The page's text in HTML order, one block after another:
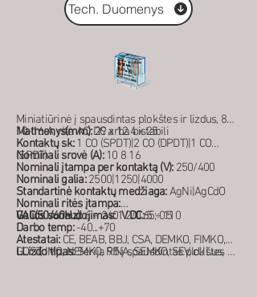
Tech. Duomenys
Miniatiūrinė į spausdintas plokštes ir lizdus, 8-
10-16 A, ritė AC, DC arba bistabili
Matmenys(mm):29 x 12.4 x 25
Kontaktų sk:1 CO (SPDT)|2 CO (DPDT)|1 CO
(SPDT)
Nominali srovė (A):10 8 16
Nominali įtampa per kontaktą (V):250/400
Nominali galia:2500|1250|4000
Standartinė kontaktų medžiaga:AgNi|AgCdO
Nominali ritės įtampa:
VAC(50/60Hz):6 ÷ 240V DC:5 ÷ 110
Galios sunaudojimas:1.2/0.65; 0.5
Darbo temp:-40...+70
Atestatai:CE, BEAB, BBJ, CSA, DEMKO, FIMKO,
GOST, IMQ, NEMKO, RINA, SEMKO, SEV, cULus,
LLizdo tipas:Serija 95 į spausdintas plokštes ir